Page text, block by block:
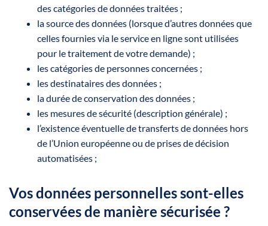
des catégories de données traitées ;
la source des données (lorsque d’autres données que
celles fournies via le service en ligne sont utilisées
pour le traitement de votre demande) ;
les catégories de personnes concernées ;
les destinataires des données ;
la durée de conservation des données ;
les mesures de sécurité (description générale) ;
l’existence éventuelle de transferts de données hors
de l’Union européenne ou de prises de décision
automatisées ;
Vos données personnelles sont-elles
conservées de manière sécurisée ?